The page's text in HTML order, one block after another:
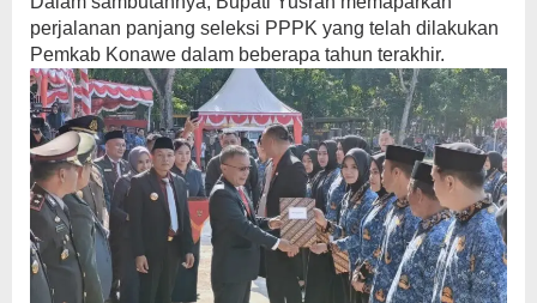
perjalanan panjang seleksi PPPK yang telah dilakukan
Pemkab Konawe dalam beberapa tahun terakhir.